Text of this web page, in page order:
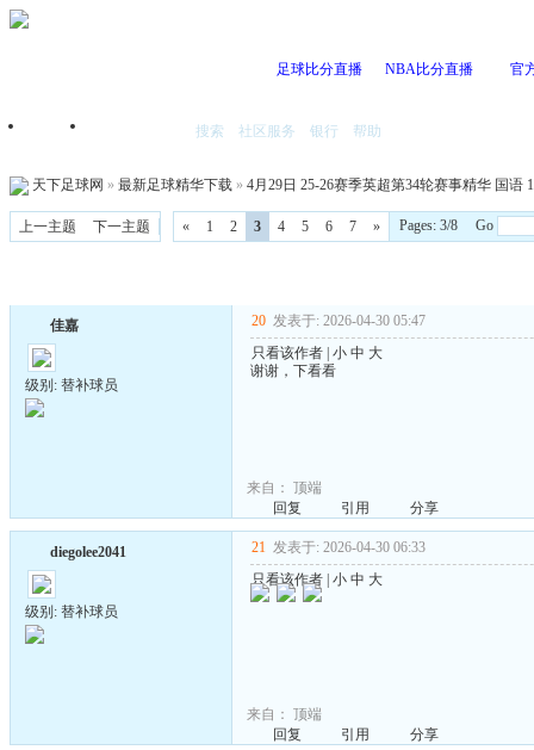
足球比分直播 NBA比分直播 官
首页 搜索 社区服务 银行 帮助
天下足球网 » 最新足球精华下载 » 4月29日 25-26赛季英超第34轮赛事精华 国语
上一主题 下一主题 « 1 2 3 4 5 6 7 » Pages: 3/8 Go
佳嘉
级别: 替补球员
20 发表于: 2026-04-30 05:47
只看该作者 小 中 大
谢谢，下看看
来自： 顶端
回复
引用 分享
diegolee2041
级别: 替补球员
21 发表于: 2026-04-30 06:33
只看该作者 小 中 大
来自： 顶端
回复
引用 分享